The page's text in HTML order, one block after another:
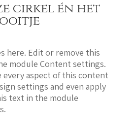
cirkel én het
here. Edit or remove this
module Content settings.
every aspect of this content
settings and even apply
text in the module